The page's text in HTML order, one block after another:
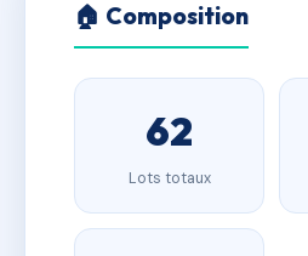
🏠 Composition
62
Lots totaux